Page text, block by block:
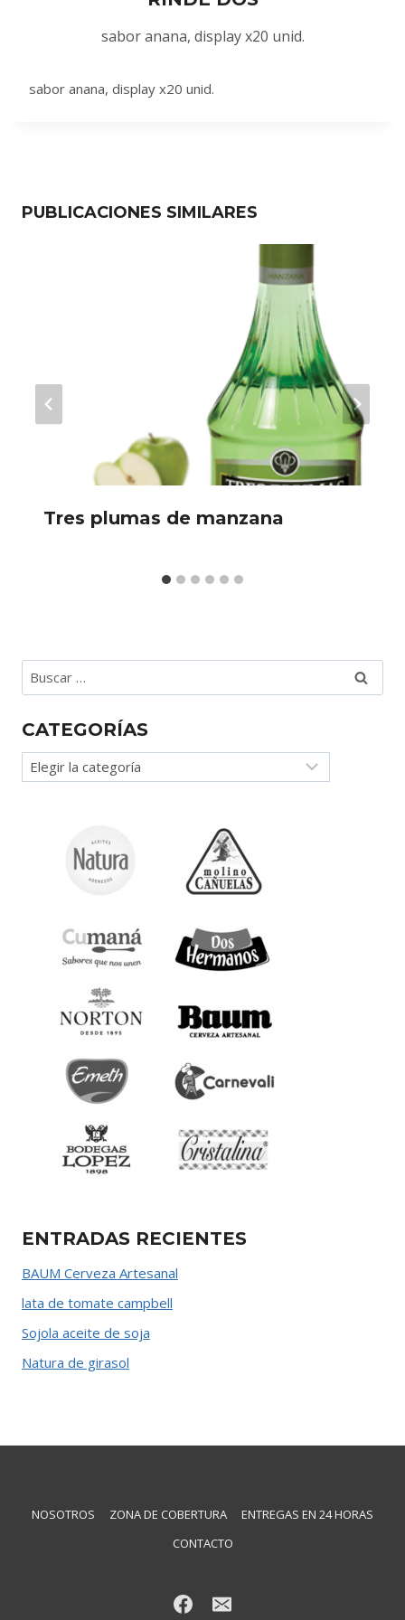
sabor anana, display x20 unid.
sabor anana, display x20 unid.
PUBLICACIONES SIMILARES
Tres plumas de manzana
Buscar:
CATEGORÍAS
Categorías
ENTRADAS RECIENTES
BAUM Cerveza Artesanal
lata de tomate campbell
Sojola aceite de soja
Natura de girasol
NOSOTROS ZONA DE COBERTURA
ENTREGAS EN 24 HORAS
CONTACTO